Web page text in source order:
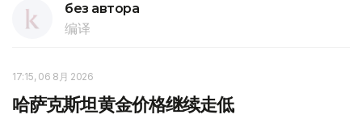
без автора
编译
17:15, 06 8月 2026
哈萨克斯坦黄金价格继续走低